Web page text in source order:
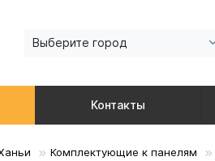
Выберите город
Контакты
Комплектующие к панелям